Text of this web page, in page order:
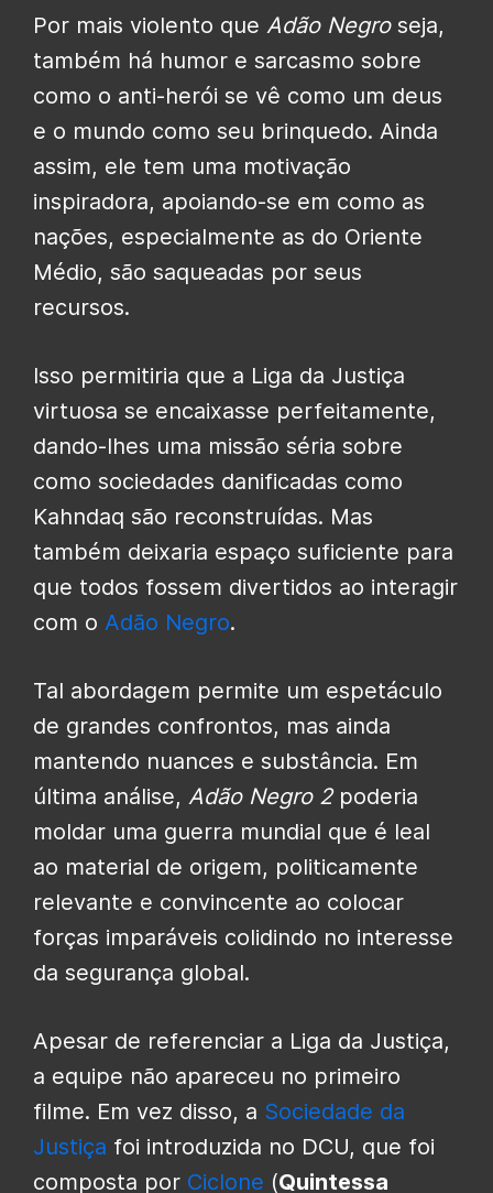
Por mais violento que Adão Negroseja,
também há humor e sarcasmo sobre
como o anti-herói se vê como um deus
e o mundo como seu brinquedo. Ainda
assim, ele tem uma motivação
inspiradora, apoiando-se em como as
nações, especialmente as do Oriente
Médio, são saqueadas por seus
recursos.
Isso permitiria que a Liga da Justiça
virtuosa se encaixasse perfeitamente,
dando-lhes uma missão séria sobre
como sociedades danificadas como
Kahndaq são reconstruídas. Mas
também deixaria espaço suficiente para
que todos fossem divertidos ao interagir
com o Adão Negro.
Tal abordagem permite um espetáculo
de grandes confrontos, mas ainda
mantendo nuances e substância. Em
última análise, Adão Negro 2poderia
moldar uma guerra mundial que é leal
ao material de origem, politicamente
relevante e convincente ao colocar
forças imparáveis ​​colidindo no interesse
da segurança global.
Apesar de referenciar a Liga da Justiça,
a equipe não apareceu no primeiro
filme. Em vez disso, a Sociedade da
Justiça foi introduzida no DCU, que foi
composta por Ciclone (Quintessa